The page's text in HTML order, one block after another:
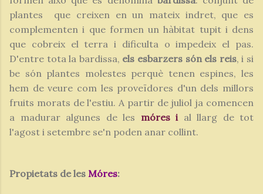
plantes que creixen en un mateix indret, que es
complementen i que formen un hàbitat tupit i dens
que cobreix el terra i dificulta o impedeix el pas.
D'entre tota la bardissa, els esbarzers són els reis, i si
be són plantes molestes perquè tenen espines, les
hem de veure com les proveïdores d'un dels millors
fruits morats de l'estiu. A partir de juliol ja comencen
a madurar algunes de les móres ial llarg de tot
l'agost i setembre se'n poden anar collint.
Propietats de les Móres: